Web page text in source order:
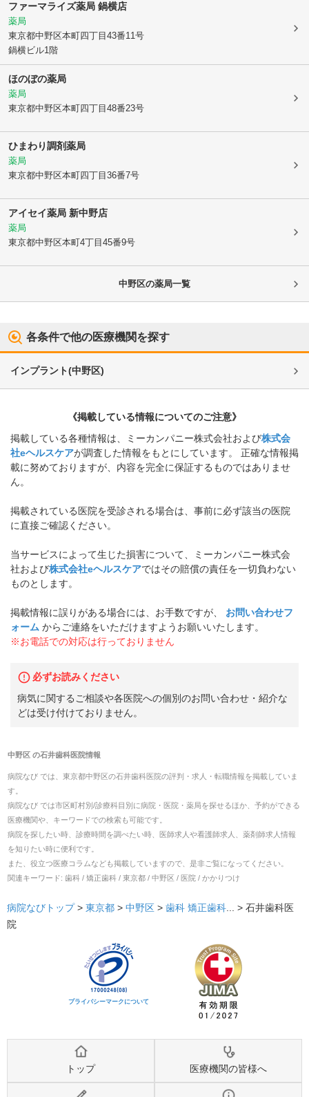
ファーマライズ薬局 鍋横店
薬局
東京都中野区本町四丁目43番11号
鍋横ビル1階
ほのぼの薬局
薬局
東京都中野区本町四丁目48番23号
ひまわり調剤薬局
薬局
東京都中野区本町四丁目36番7号
アイセイ薬局 新中野店
薬局
東京都中野区本町4丁目45番9号
中野区の薬局一覧
各条件で他の医療機関を探す
インプラント(中野区)
《掲載している情報についてのご注意》
掲載している各種情報は、ミーカンパニー株式会社および株式会
社eヘルスケアが調査した情報をもとにしています。 正確な情報掲
載に努めておりますが、内容を完全に保証するものではありませ
ん。
掲載されている医院を受診される場合は、事前に必ず該当の医院
に直接ご確認ください。
当サービスによって生じた損害について、ミーカンパニー株式会
社および株式会社eヘルスケアではその賠償の責任を一切負わない
ものとします。
掲載情報に誤りがある場合には、お手数ですが、
お問い合わせフ
ォーム からご連絡をいただけますようお願いいたします。
※お電話での対応は行っておりません
必ずお読みください
病気に関するご相談や各医院への個別のお問い合わせ・紹介な
どは受け付けておりません。
中野区の石井歯科医院情報
病院なび では、 東京都中野区の石井歯科医院の評判・求人・転職情報を掲載していま
す。
病院なび では市区町村別/診療科目別に病院・医院・薬局を探せるほか、予約ができる
医療機関や、キーワードでの検索も可能です。
病院を探したい時、診療時間を調べたい時、医師求人や看護師求人、薬剤師求人情報
を知りたい時に便利です。
また、役立つ医療コラムなども掲載していますので、是非ご覧になってください。
関連キーワード: 歯科 / 矯正歯科 / 東京都 / 中野区 / 医院 / かかりつけ
病院なびトップ > 東京都 > 中野区 > 歯科 矯正歯科... > 石井歯科医
院
プライバシーマークについて
トップ 医療機関の皆様へ